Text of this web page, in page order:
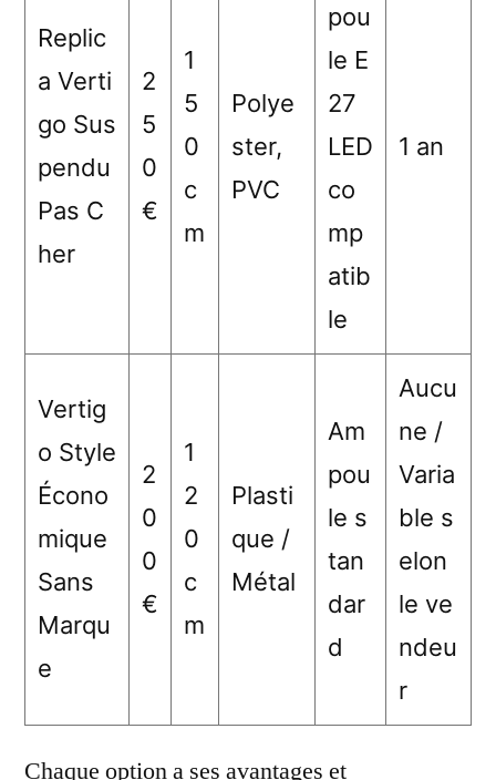
Replic
a Verti
go Sus
pendu
Pas C
her
2
5
0
€
1
5
0
c
m
Polye
ster,
PVC
pou
le E
27
LED
co
mp
atib
le
1 an
Vertig
o Style
Écono
mique
Sans
Marqu
e
2
0
0
€
1
2
0
c
m
Plasti
que /
Métal
Am
pou
le s
tan
dar
d
Aucu
ne /
Varia
ble s
elon
le ve
ndeu
r
Chaque option a ses avantages et